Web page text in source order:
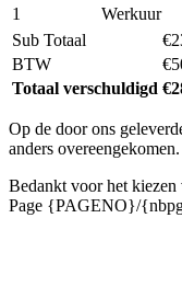
1
Werkuur
Sub Totaal
BTW
Totaal verschuldigd
Op de door ons
anders overeengekomen.
Bedankt voor het kiezen
Page {PAGENO}/